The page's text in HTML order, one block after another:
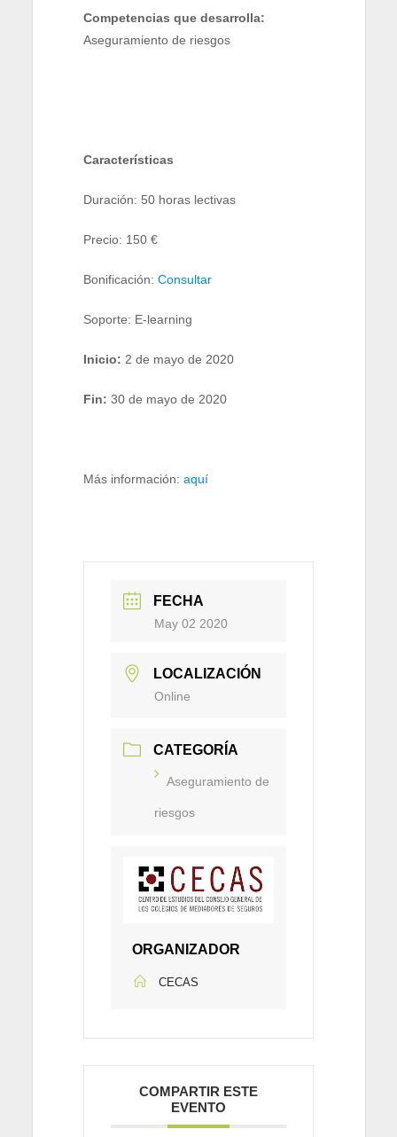
Competencias que desarrolla:
Aseguramiento de riesgos
Características
Duración: 50 horas lectivas
Precio: 150 €
Bonificación: Consultar
Soporte: E-learning
Inicio: 2 de mayo de 2020
Fin: 30 de mayo de 2020
Más información: aquí
FECHA
May 02 2020
LOCALIZACIÓN
Online
CATEGORÍA
Aseguramiento de
riesgos
ORGANIZADOR
CECAS
COMPARTIR ESTE
EVENTO